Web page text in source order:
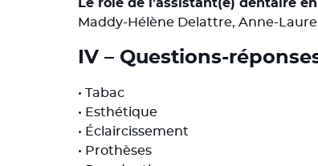
Le rôle de l’assistant(e) dentaire
Maddy-Hélène Delattre, Anne-Laure
IV – Questions-
• Tabac
• Esthétique
• Éclaircissement
• Prothèses